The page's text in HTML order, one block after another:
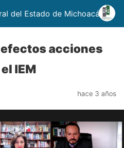
del Estado de Michoacán
efectos acciones
IEM
hace 3 años